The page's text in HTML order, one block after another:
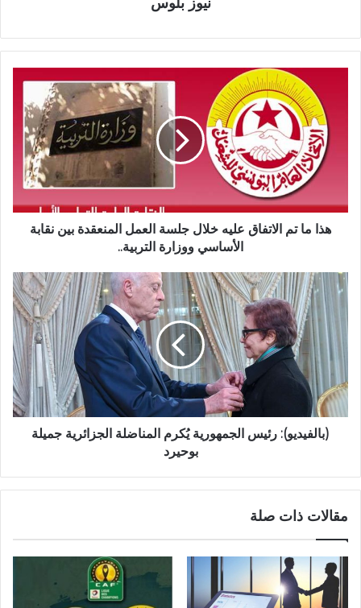
هذا ما تم الاتفاق عليه خلال جلسة العمل المنعقدة بين نقابة
الأساسي ووزارة التربية..
(بالفيديو): رئيس الجمهورية يُكرم المناضلة الجزائرية جميلة
بوحيرد
مقالات ذات صلة